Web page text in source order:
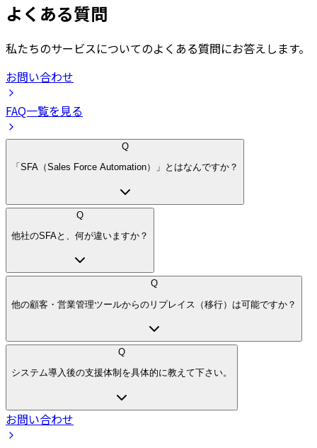
よくある質問
私たちのサービスについてのよくある質問にお答えします。
お問い合わせ
FAQ一覧を見る
Q
「SFA（Sales Force Automation）」とはなんですか？
Q
他社のSFAと、何が違いますか？
Q
他の顧客・営業管理ツールからのリプレイス（移行）は可能ですか？
Q
システム導入後の支援体制を具体的に教えて下さい。
お問い合わせ